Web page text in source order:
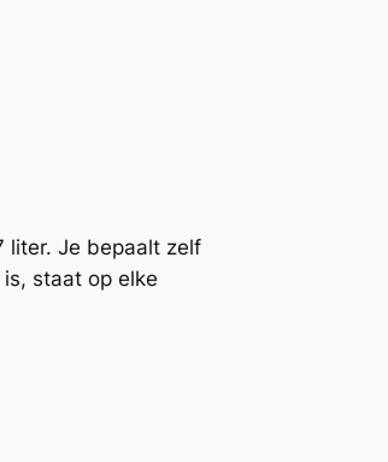
liter. Je bepaalt zelf
staat op elke